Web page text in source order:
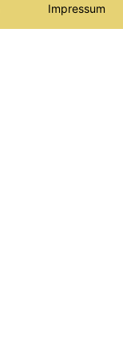
Impressum